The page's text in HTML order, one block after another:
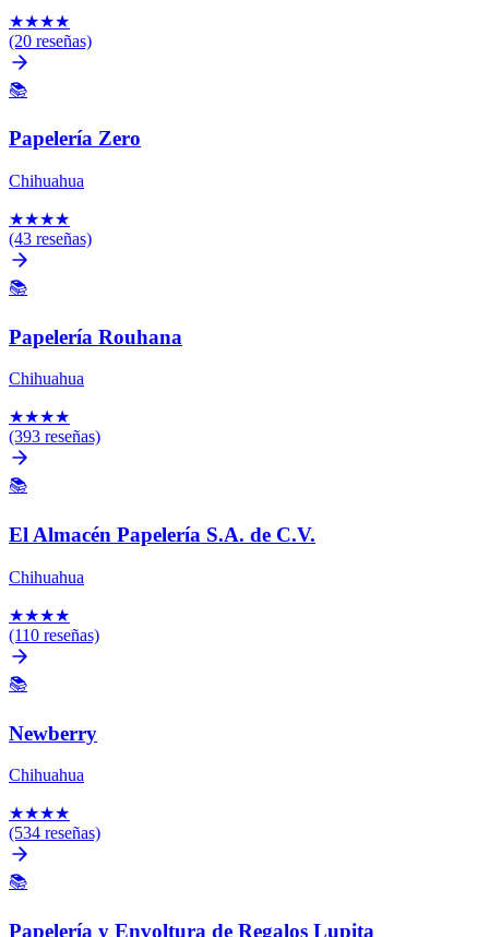
★★★★
(20 reseñas)
📚
Papelería Zero
Chihuahua
★★★★
(43 reseñas)
📚
Papelería Rouhana
Chihuahua
★★★★
(393 reseñas)
📚
El Almacén Papelería S.A. de C.V.
Chihuahua
★★★★
(110 reseñas)
📚
Newberry
Chihuahua
★★★★
(534 reseñas)
📚
Papelería y Envoltura de Regalos Lupita